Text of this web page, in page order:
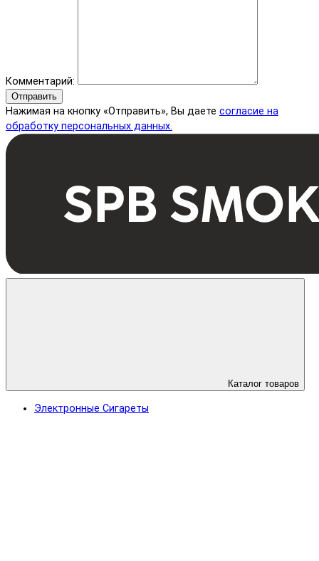
Комментарий:
Отправить
Нажимая на кнопку «Отправить», Вы даете согласие на
обработку персональных данных.
Каталог товаров
Электронные Сигареты